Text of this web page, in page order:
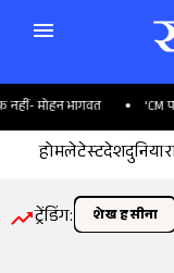
भागवत 'CM पद
होमलेटेस्टदेशदुनिया
ट्रेंडिंग: शेख हसीना